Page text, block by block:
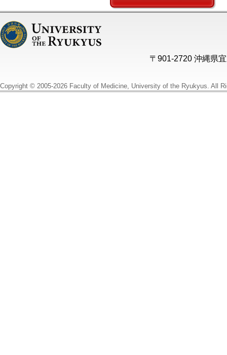
〒901-2720 沖縄県
Copyright © 2005-2026 Faculty of Medicine, University of the Ryukyus. All